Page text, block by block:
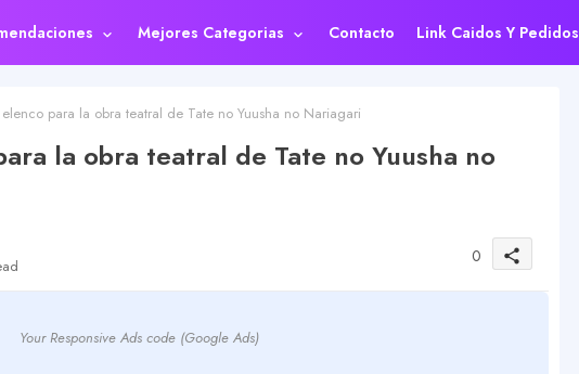
Mejores Categorias Contacto Link Caidos Y Pedidos
para la obra teatral de Tate no Yuusha no Nariagari
la obra teatral de Tate no Yuusha no
0 share
Your Responsive Ads code (Google Ads)